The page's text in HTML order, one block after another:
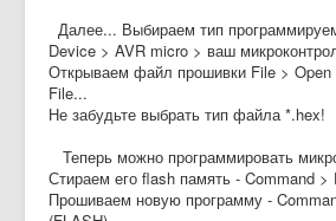
Далее... Выбираем тип
Device > AVR micro > ваш
Открываем файл прошивки File > Open
File...
Не забудьте выбрать тип файла *.hex!
Теперь можно программировать
Стираем его flash память - Command >
Прошиваем новую программу -